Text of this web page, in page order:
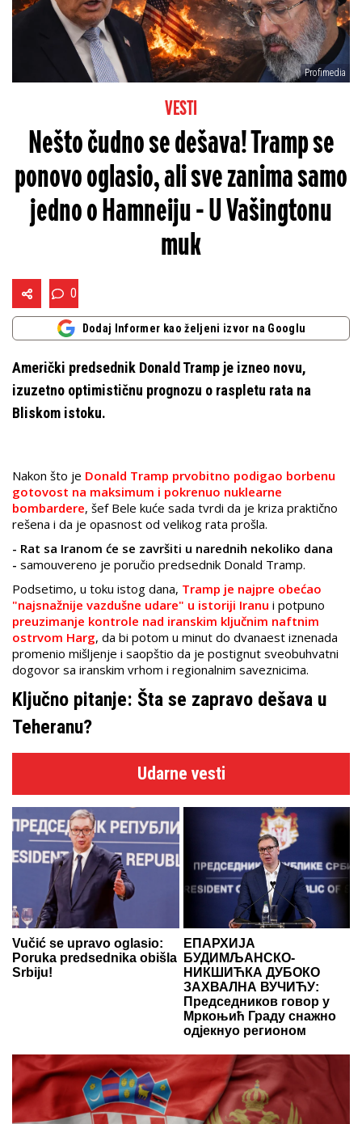
Profimedia
VESTI
Nešto čudno se dešava! Tramp se
ponovo oglasio, ali sve zanima samo
jedno o Hamneiju - U Vašingtonu
muk
0
Dodaj Informer kao željeni izvor na Googlu
Američki predsednik Donald Tramp je izneo novu,
izuzetno optimističnu prognozu o raspletu rata na
Bliskom istoku.
Nakon što je Donald Tramp prvobitno podigao borbenu
gotovost na maksimum i pokrenuo nuklearne
bombardere, šef Bele kuće sada tvrdi da je kriza praktično
rešena i da je opasnost od velikog rata prošla.
- Rat sa Iranom će se završiti u narednih nekoliko dana
- samouvereno je poručio predsednik Donald Tramp.
Podsetimo, u toku istog dana, Tramp je najpre obećao
"najsnažnije vazdušne udare" u istoriji Iranu i potpuno
preuzimanje kontrole nad iranskim ključnim naftnim
ostrvom Harg, da bi potom u minut do dvanaest iznenada
promenio mišljenje i saopštio da je postignut sveobuhvatni
dogovor sa iranskim vrhom i regionalnim saveznicima.
Ključno pitanje: Šta se zapravo dešava u
Teheranu?
Udarne vesti
Vučić se upravo oglasio:
Poruka predsednika obišla
Srbiju!
ЕПАРХИЈА
БУДИМЉАНСКО-
НИКШИЋКА ДУБОКО
ЗАХВАЛНА ВУЧИЋУ:
Председников говор у
Мркоњић Граду снажно
одјекнуо регионом